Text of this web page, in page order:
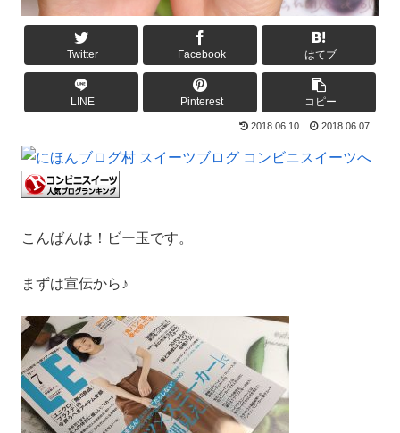
Twitter Facebook はてブ
LINE Pinterest コピー
2018.06.10 2018.06.07
こんばんは！ビー玉です。
まずは宣伝から♪